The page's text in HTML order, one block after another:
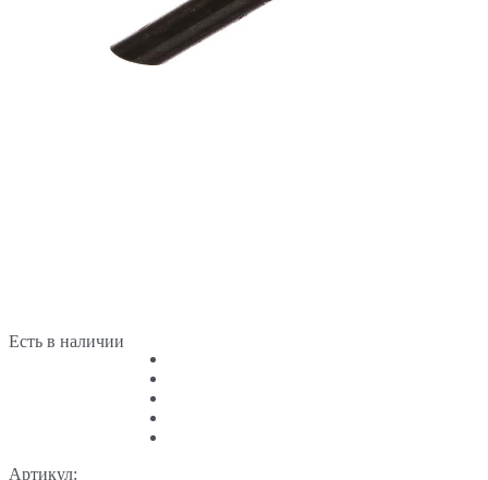
Есть в наличии
Артикул: